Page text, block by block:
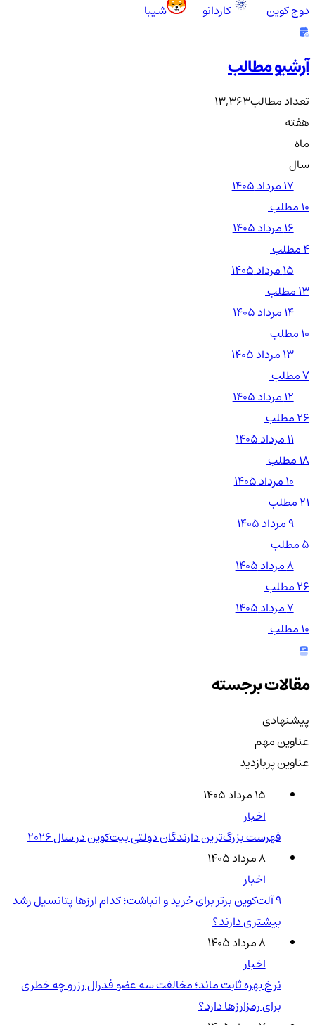
دوج کوین
کاردانو شیبا
آرشیو مطالب
تعداد مطالب13,363
هفته
ماه
سال
۱۷ مرداد ۱۴۰۵
10 مطلب
۱۶ مرداد ۱۴۰۵
4 مطلب
۱۵ مرداد ۱۴۰۵
13 مطلب
۱۴ مرداد ۱۴۰۵
10 مطلب
۱۳ مرداد ۱۴۰۵
7 مطلب
۱۲ مرداد ۱۴۰۵
26 مطلب
۱۱ مرداد ۱۴۰۵
18 مطلب
۱۰ مرداد ۱۴۰۵
21 مطلب
۹ مرداد ۱۴۰۵
5 مطلب
۸ مرداد ۱۴۰۵
26 مطلب
۷ مرداد ۱۴۰۵
10 مطلب
مقالات برجسته
پیشنهادی
عناوین مهم
عناوین پربازدید
۱۵ مرداد ۱۴۰۵
اخبار
فهرست بزرگ‌ترین دارندگان دولتی بیت‌کوین در سال 2026
۸ مرداد ۱۴۰۵
اخبار
۹ آلت‌کوین برتر برای خرید و انباشت؛ کدام ارزها پتانسیل رشد
بیشتری دارند؟
۸ مرداد ۱۴۰۵
اخبار
نرخ بهره ثابت ماند؛ مخالفت سه عضو فدرال رزرو چه خطری
برای رمزارزها دارد؟